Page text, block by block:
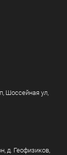
Шоссейная ул,
д. Геофизиков,